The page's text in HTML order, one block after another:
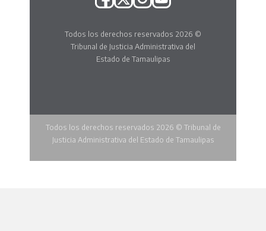
Todos los derechos reservados 2026 ©
Tribunal de Justicia Administrativa del
Estado de Tamaulipas
Todos los derechos reservados 2026 © Tribunal de
Justicia Administrativa del Estado de Tamaulipas